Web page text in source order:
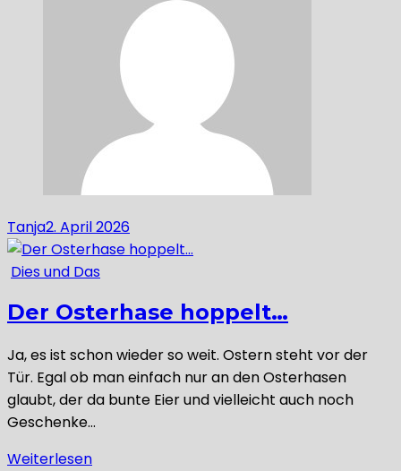
Tanja2. April 2026
Dies und Das
Der Osterhase hoppelt…
Ja, es ist schon wieder so weit. Ostern steht vor der
Tür. Egal ob man einfach nur an den Osterhasen
glaubt, der da bunte Eier und vielleicht auch noch
Geschenke…
Weiterlesen